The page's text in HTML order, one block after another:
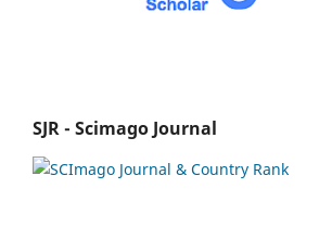
SJR - Scimago Journal